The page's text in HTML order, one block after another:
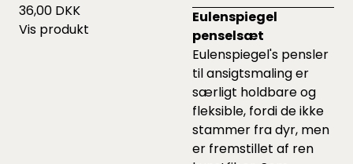
36,00 DKK
Vis produkt
Eulenspiegel
penselsæt
Eulenspiegel's pensler
til ansigtsmaling er
særligt holdbare og
fleksible, fordi de ikke
stammer fra dyr, men
er fremstillet af ren